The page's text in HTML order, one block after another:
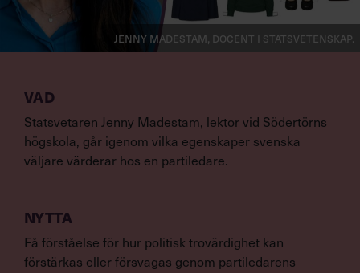
VAD
Statsvetaren Jenny Madestam, lektor vid Södertörns
högskola, går igenom vilka egenskaper svenska
väljare värderar hos en partiledare.
NYTTA
Få förståelse för hur politisk trovärdighet kan
förstärkas eller försvagas genom partiledarens
Jenny Madestam, docent i statsvetenskap.